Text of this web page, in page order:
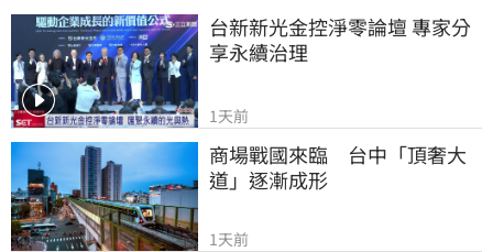
台新新光金控淨零論壇 專家分
享永續治理
1天前
商場戰國來臨　台中「頂奢大
道」逐漸成形
1天前